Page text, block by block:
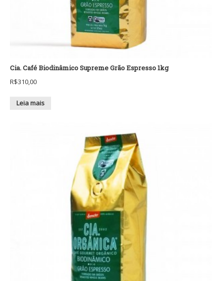
Cia. Café Biodinâmico Supreme Grão Espresso 1kg
R$310,00
Leia mais